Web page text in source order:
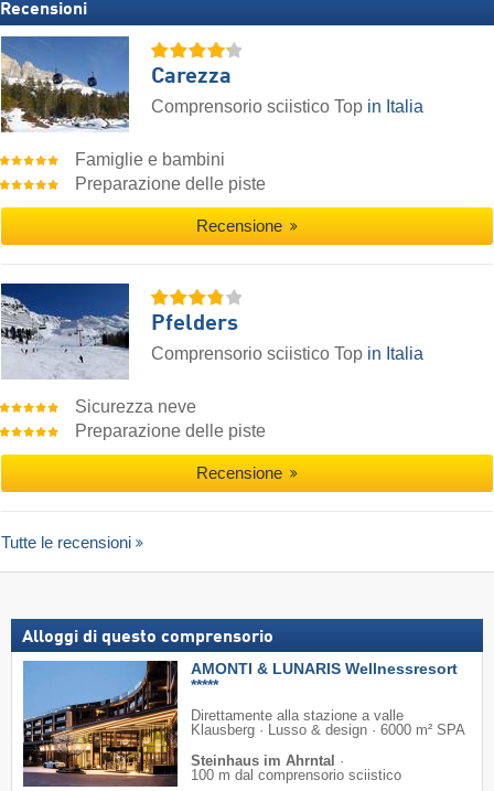
Recensioni
Carezza
Comprensorio sciistico Top in Italia
Famiglie e bambini
Preparazione delle piste
Recensione
Pfelders
Comprensorio sciistico Top in Italia
Sicurezza neve
Preparazione delle piste
Recensione
Tutte le recensioni
Alloggi di questo comprensorio
AMONTI & LUNARIS Wellnessresort
*****
Direttamente alla stazione a valle
Klausberg · Lusso & design · 6000 m² SPA
Steinhaus im Ahrntal ·
100 m dal comprensorio sciistico